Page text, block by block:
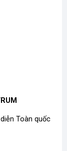
Toàn quốc